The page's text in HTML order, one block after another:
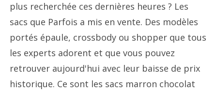
plus recherchée ces dernières heures ? Les
sacs que Parfois a mis en vente. Des modèles
portés épaule, crossbody ou shopper que tous
les experts adorent et que vous pouvez
retrouver aujourd'hui avec leur baisse de prix
historique. Ce sont les sacs marron chocolat